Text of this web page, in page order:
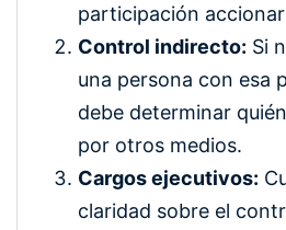
participación
Control indirecto: Si
una persona con esa
debe determinar
por otros medios.
Cargos ejecutivos:
claridad sobre el